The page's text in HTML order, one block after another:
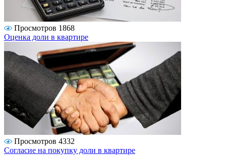
Просмотров 1868
Оценка доли в квартире
Просмотров 4332
Согласие на покупку доли в квартире